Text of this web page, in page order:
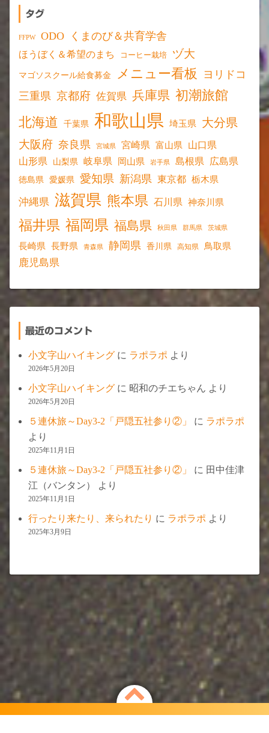
タグ
FFPW ODO くまのび＆共育学舎
ほうぼく＆希望のまち コーヒー栽培 ヅ大
マゴソスクール給食募金 メニュー看板
ヨリドコ
三重県 京都府 佐賀県 兵庫県 初潮旅館
北海道
千葉県 和歌山県 埼玉県 大分県
大阪府 奈良県 宮城県 宮崎県 富山県 山口県
山形県 山梨県 岐阜県 岡山県 岩手県 島根県 広島県
徳島県 愛媛県 愛知県 新潟県 東京都 栃木県
沖縄県 滋賀県 熊本県 石川県 神奈川県
福井県 福岡県 福島県 秋田県 群馬県 茨城県
長崎県 長野県 青森県 静岡県 香川県 高知県 鳥取県
鹿児島県
最近のコメント
小文字山ハイキング に ラポラポ より
2026年5月20日
小文字山ハイキング に 昭和のチエちゃん より
2026年5月20日
５連休旅～Day3-2「戸隠五社参り②」 に ラポラポ
より
2025年11月1日
５連休旅～Day3-2「戸隠五社参り②」 に 田中佳津
江（バンタン）
より
2025年11月1日
行ったり来たり、来られたり に ラポラポ より
2025年3月9日